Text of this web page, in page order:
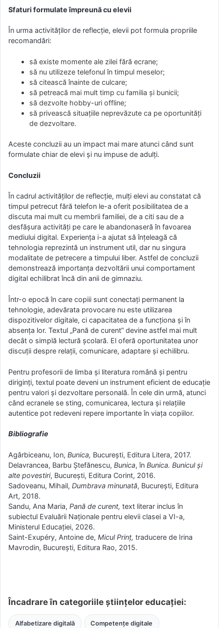
Sfaturi formulate împreună cu elevii
În urma activităților de reflecție, elevii pot formula propriile
recomandări:
să existe momente ale zilei fără ecrane;
să nu utilizeze telefonul în timpul meselor;
să citească înainte de culcare;
să petreacă mai mult timp cu familia și bunicii;
să dezvolte hobby-uri offline;
să privească situațiile neprevăzute ca pe oportunități
de dezvoltare.
Aceste concluzii au un impact mai mare atunci când sunt
formulate chiar de elevi și nu impuse de adulți.
Concluzii
În cadrul activităților de reflecție, mulți elevi au constatat că
timpul petrecut fără telefon le-a oferit posibilitatea de a
discuta mai mult cu membrii familiei, de a citi sau de a
desfășura activități pe care le abandonaseră în favoarea
mediului digital. Experiența i-a ajutat să înțeleagă că
tehnologia reprezintă un instrument util, dar nu singura
modalitate de petrecere a timpului liber. Astfel de concluzii
demonstrează importanța dezvoltării unui comportament
digital echilibrat încă din anii de gimnaziu.
Într-o epocă în care copiii sunt conectați permanent la
tehnologie, adevărata provocare nu este utilizarea
dispozitivelor digitale, ci capacitatea de a funcționa și în
absența lor. Textul „Pană de curent” devine astfel mai mult
decât o simplă lectură școlară. El oferă oportunitatea unor
discuții despre relații, comunicare, adaptare și echilibru.
Pentru profesorii de limba și literatura română și pentru
diriginți, textul poate deveni un instrument eficient de educație
pentru valori și dezvoltare personală. În cele din urmă, atunci
când ecranele se sting, comunicarea, lectura și relațiile
autentice pot redeveni repere importante în viața copiilor.
Bibliografie
Agârbiceanu, Ion, Bunica, București, Editura Litera, 2017.
Delavrancea, Barbu Ștefănescu, Bunica, în Bunica. Bunicul și
alte povestiri, București, Editura Corint, 2016.
Sadoveanu, Mihail, Dumbrava minunată, București, Editura
Art, 2018.
Sandu, Ana Maria, Pană de curent, text literar inclus în
subiectul Evaluării Naționale pentru elevii clasei a VI-a,
Ministerul Educației, 2026.
Saint-Exupéry, Antoine de, Micul Prinț, traducere de Irina
Mavrodin, București, Editura Rao, 2015.
Încadrare în categoriile științelor educației:
Alfabetizare digitală Competențe digitale